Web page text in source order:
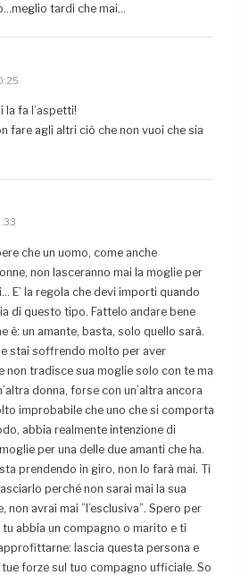
tardi che mai…
la fa l’aspetti!
fare agli altri ciò che non vuoi che sia
che un uomo, come anche
non lasceranno mai la moglie per
E’ la regola che devi importi quando
di questo tipo. Fattelo andare bene
è: un amante, basta, solo quello sarà.
stai soffrendo molto per aver
non tradisce sua moglie solo con te ma
donna, forse con un’altra ancora
improbabile che uno che si comporta
abbia realmente intenzione di
per una delle due amanti che ha.
prendendo in giro, non lo farà mai. Ti
perché non sarai mai la sua
non avrai mai ”l’esclusiva”. Spero per
tu abbia un compagno o marito e ti
lascia questa persona e
forze sul tuo compagno ufficiale. So